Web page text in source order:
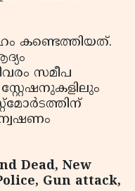
കണ്ടെത്തിയത്.
സമീപ
Dead, New
Gun attack,